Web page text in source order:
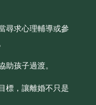
尋求心理輔導或參
孩子過渡。
標，讓離婚不只是